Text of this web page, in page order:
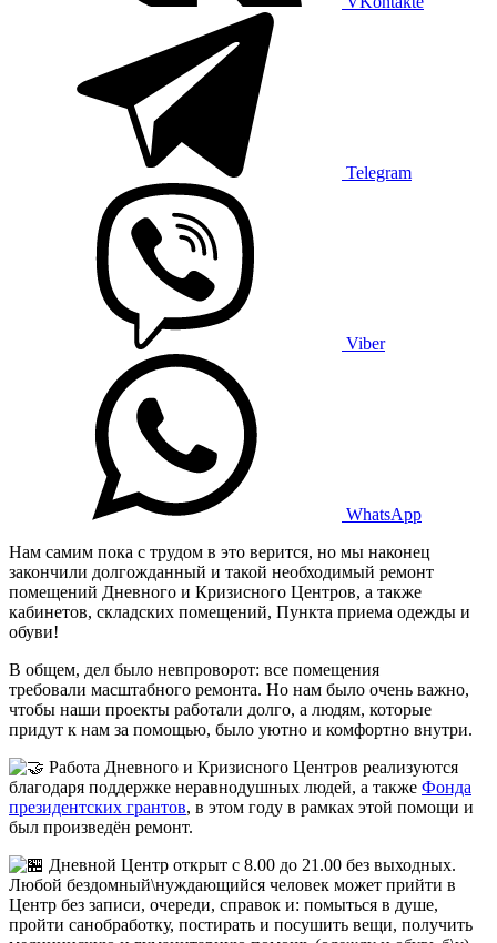
Telegram
Viber
WhatsApp
Нам самим пока с трудом в это верится, но мы наконец
закончили долгожданный и такой необходимый ремонт
помещений Дневного и Кризисного Центров, а также
кабинетов, складских помещений, Пункта приема одежды и
обуви!
В общем, дел было невпроворот: все помещения
требовали масштабного ремонта. Но нам было очень важно,
чтобы наши проекты работали долго, а людям, которые
придут к нам за помощью, было уютно и комфортно внутри.
Работа Дневного и Кризисного Центров реализуются
благодаря поддержке неравнодушных людей, а также Фонда
президентских грантов, в этом году в рамках этой помощи и
был произведён ремонт.
Дневной Центр открыт с 8.00 до 21.00 без выходных.
Любой бездомный\нуждающийся человек может прийти в
Центр без записи, очереди, справок и: помыться в душе,
пройти санобработку, постирать и посушить вещи, получить